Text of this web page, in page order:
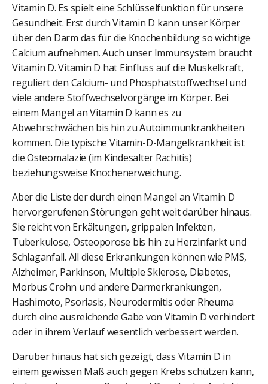
Vitamin D. Es spielt eine Schlüsselfunktion für unsere
Gesundheit. Erst durch Vitamin D kann unser Körper
über den Darm das für die Knochenbildung so wichtige
Calcium aufnehmen. Auch unser Immunsystem braucht
Vitamin D. Vitamin D hat Einfluss auf die Muskelkraft,
reguliert den Calcium- und Phosphatstoffwechsel und
viele andere Stoffwechselvorgänge im Körper. Bei
einem Mangel an Vitamin D kann es zu
Abwehrschwächen bis hin zu Autoimmunkrankheiten
kommen. Die typische Vitamin-D-Mangelkrankheit ist
die Osteomalazie (im Kindesalter Rachitis)
beziehungsweise Knochenerweichung.
Aber die Liste der durch einen Mangel an Vitamin D
hervorgerufenen Störungen geht weit darüber hinaus.
Sie reicht von Erkältungen, grippalen Infekten,
Tuberkulose, Osteoporose bis hin zu Herzinfarkt und
Schlaganfall. All diese Erkrankungen können wie PMS,
Alzheimer, Parkinson, Multiple Sklerose, Diabetes,
Morbus Crohn und andere Darmerkrankungen,
Hashimoto, Psoriasis, Neurodermitis oder Rheuma
durch eine ausreichende Gabe von Vitamin D verhindert
oder in ihrem Verlauf wesentlich verbessert werden.
Darüber hinaus hat sich gezeigt, dass Vitamin D in
einem gewissen Maß auch gegen Krebs schützen kann,